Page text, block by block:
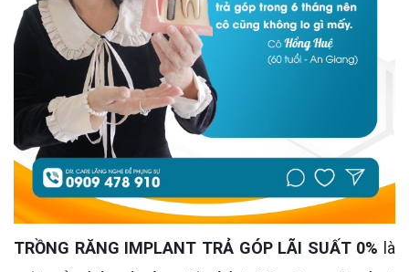
TRỒNG RĂNG IMPLANT TRẢ GÓP LÃI SUẤT 0% là